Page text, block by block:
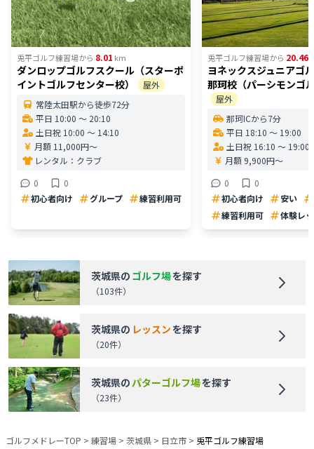
兎平ゴルフ練習場から 8.01 km
ダンロップゴルフスクール（スターポ
イントゴルフセンター校）
屋外
常陸太田駅から徒歩72分
平日 10:00 〜 20:10
土日祝 10:00 〜 14:10
月額 11,000円〜
レンタル： クラブ
0
0
初心者向け
グループ 練習利用可
兎平ゴルフ練習場から 20.46
ヨネックスジュニアゴ
那珂校（パーシモンゴ
屋外
那珂ICから7分
平日 18:10 〜 19:00
土日祝 16:10 〜 19:00
月額 9,900円〜
0
0
初心者向け
安い
練習利用可
体験レ
茨城県の ゴルフ場を探す
（103件）
茨城県の レッスンを探す
（20件）
茨城県の パターゴルフ場を探す
（23件）
ゴルフメドレーTOP > 練習場 > 茨城県 > 日立市 > 兎平ゴルフ練習場